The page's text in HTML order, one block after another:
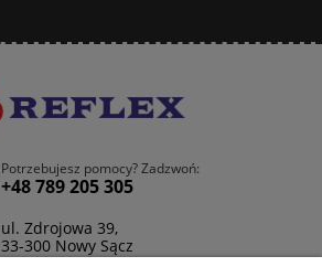
Potrzebujesz pomocy? Zadzwoń:
+48 789 205 305
ul. Zdrojowa 39,
33-300 Nowy Sącz